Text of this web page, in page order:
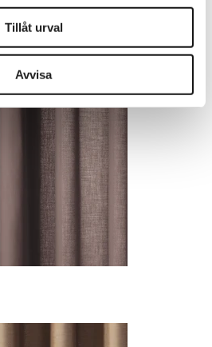
Tillåt urval
Avvisa